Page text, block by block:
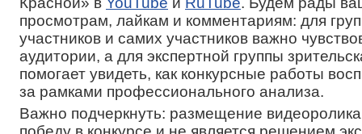
просмотрам, лайкам и комментариям: для
участников и самих участников важно
аудитории, а для экспертной группы
помогает увидеть, как конкурсные работы
за рамками профессионального анализа.
Важно подчеркнуть: размещение